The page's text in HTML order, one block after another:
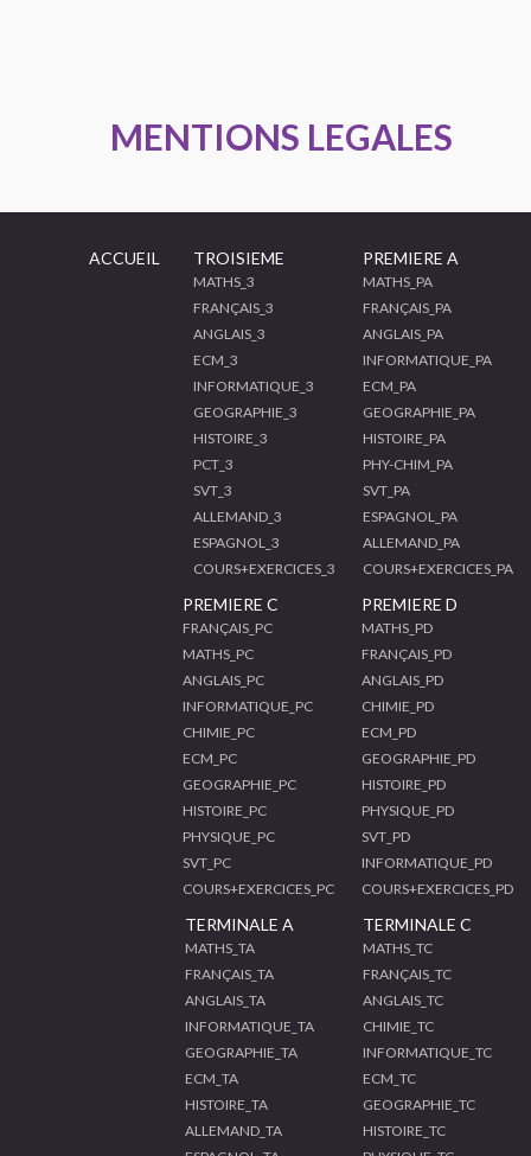
MENTIONS LEGALES
ACCUEIL TROISIEME
MATHS_3
FRANÇAIS_3
ANGLAIS_3
ECM_3
INFORMATIQUE_3
GEOGRAPHIE_3
HISTOIRE_3
PCT_3
SVT_3
ALLEMAND_3
ESPAGNOL_3
COURS+EXERCICES_3
PREMIERE A
MATHS_PA
FRANÇAIS_PA
ANGLAIS_PA
INFORMATIQUE_PA
ECM_PA
GEOGRAPHIE_PA
HISTOIRE_PA
PHY-CHIM_PA
SVT_PA
ESPAGNOL_PA
ALLEMAND_PA
COURS+EXERCICES_PA
PREMIERE C
FRANÇAIS_PC
MATHS_PC
ANGLAIS_PC
INFORMATIQUE_PC
CHIMIE_PC
ECM_PC
GEOGRAPHIE_PC
HISTOIRE_PC
PHYSIQUE_PC
SVT_PC
COURS+EXERCICES_PC
PREMIERE D
MATHS_PD
FRANÇAIS_PD
ANGLAIS_PD
CHIMIE_PD
ECM_PD
GEOGRAPHIE_PD
HISTOIRE_PD
PHYSIQUE_PD
SVT_PD
INFORMATIQUE_PD
COURS+EXERCICES_PD
TERMINALE A
MATHS_TA
FRANÇAIS_TA
ANGLAIS_TA
INFORMATIQUE_TA
GEOGRAPHIE_TA
ECM_TA
HISTOIRE_TA
ALLEMAND_TA
TERMINALE C
MATHS_TC
FRANÇAIS_TC
ANGLAIS_TC
CHIMIE_TC
INFORMATIQUE_TC
ECM_TC
GEOGRAPHIE_TC
HISTOIRE_TC